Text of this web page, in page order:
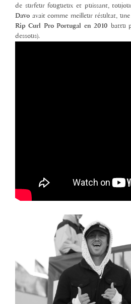
de surfeur fougueux et puissant,
Davo avait comme meilleur résultat,
Rip Curl Pro Portugal en 2010 battu
dessous).